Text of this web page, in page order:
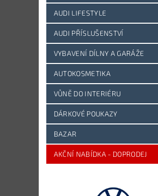
AUDI LIFESTYLE
AUDI PŘÍSLUŠENSTVÍ
VYBAVENÍ DÍLNY A GARÁŽE
AUTOKOSMETIKA
VŮNĚ DO INTERIÉRU
DÁRKOVÉ POUKAZY
BAZAR
AKČNÍ NABÍDKA - DOPRODEJ